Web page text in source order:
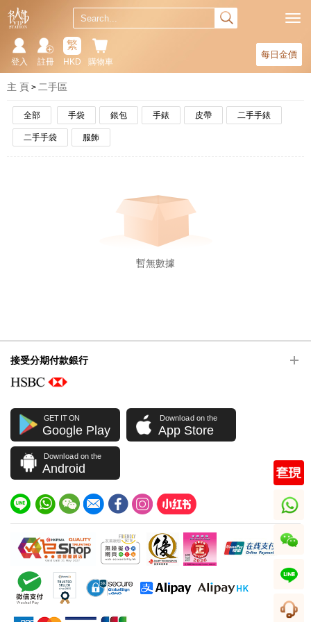
每日金價
購物車
繁
HKD
註冊
登入
主 頁 二手區
全部 手袋 銀包 手錶 皮帶 二手手錶
二手手袋 服飾
暫無數據
接受分期付款銀行
GET IT ON
Google Play
Download on the
App Store
Download on the
Android
whatsapp